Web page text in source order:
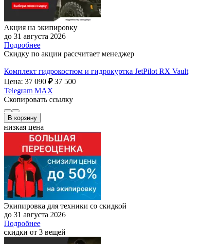
Акция на экипировку
до 31 августа 2026
Подробнее
Скидку по акции рассчитает менеджер
Комплект гидрокостюм и гидрокуртка JetPilot RX Vault
Цена: 37 090 ₽ 37 500
Telegram MAX
Скопировать ссылку
В корзину
низкая цена
Экипировка для техники со скидкой
до 31 августа 2026
Подробнее
скидки от 3 вещей